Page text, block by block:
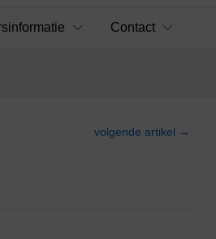
Contact
volgende artikel →